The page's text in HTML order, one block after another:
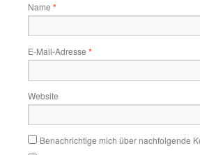
Name *
E-Mail-Adresse *
Website
Benachrichtige mich über nachfolgende